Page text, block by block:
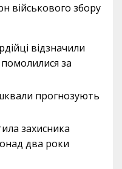
військового збору
відзначили
за
прогнозують
захисника
два роки